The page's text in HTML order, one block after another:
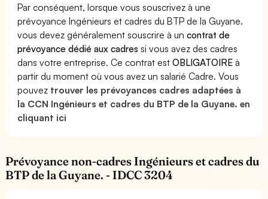
Par conséquent, lorsque vous souscrivez à une
prévoyance Ingénieurs et cadres du BTP de la Guyane.
vous devez généralement souscrire à uncontrat de
prévoyance dédié aux cadres si vous avez des cadres
dans votre entreprise. Ce contrat estOBLIGATOIRE à
partir du moment où vous avez un salarié Cadre. Vous
pouvez trouver les prévoyances cadres adaptées à
la CCN Ingénieurs et cadres du BTP de la Guyane. en
cliquant ici
Prévoyance non-cadres Ingénieurs et cadres du
BTP de la Guyane. - IDCC 3204